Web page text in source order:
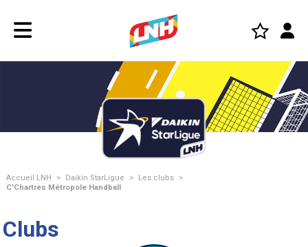
Accueil LNH > Daikin StarLigue > Les clubs
>
C'Chartres Métropole Handball
Clubs